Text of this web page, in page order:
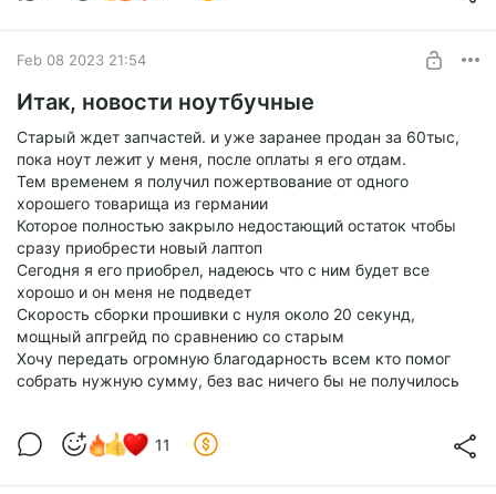
Feb 08 2023 21:54
Итак, новости ноутбучные
Старый ждет запчастей. и уже заранее продан за 60тыс,
пока ноут лежит у меня, после оплаты я его отдам.
Тем временем я получил пожертвование от одного
хорошего товарища из германии
Которое полностью закрыло недостающий остаток чтобы
сразу приобрести новый лаптоп
Сегодня я его приобрел, надеюсь что с ним будет все
хорошо и он меня не подведет
Скорость сборки прошивки с нуля около 20 секунд,
мощный апгрейд по сравнению со старым
Хочу передать огромную благодарность всем кто помог
собрать нужную сумму, без вас ничего бы не получилось
11